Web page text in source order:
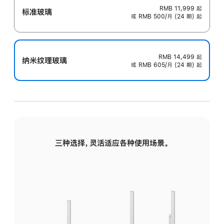
标准玻璃 RMB 11,999 起
或 RMB 500/月 (24 期) 起
纳米纹理玻璃 RMB 14,499 起
或 RMB 605/月 (24 期) 起
三种选择，灵活适应各种使用场景。